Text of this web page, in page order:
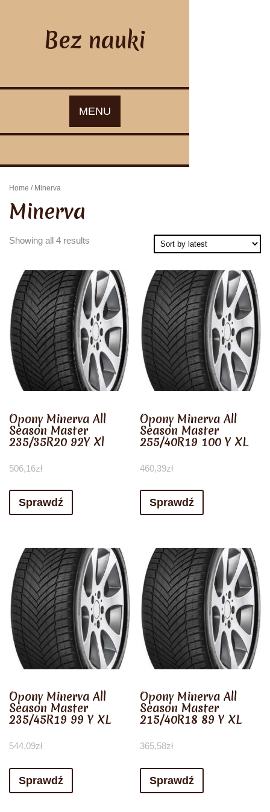
Bez nauki
MENU
Home / Minerva
Minerva
Showing all 4 results
Opony Minerva All
Season Master
235/35R20 92Y Xl
506,16zł
Sprawdź
Opony Minerva All
Season Master
255/40R19 100 Y XL
460,39zł
Sprawdź
Opony Minerva All
Season Master
235/45R19 99 Y XL
544,09zł
Sprawdź
Opony Minerva All
Season Master
215/40R18 89 Y XL
365,58zł
Sprawdź